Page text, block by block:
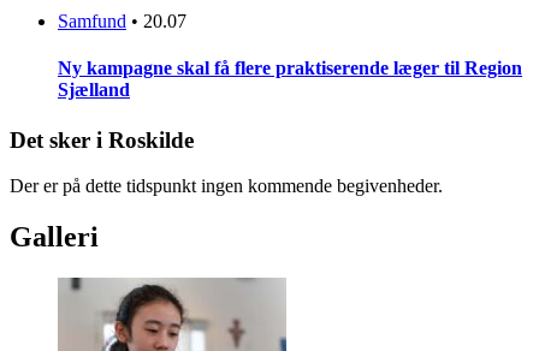
Samfund • 20.07
Ny kampagne skal få flere praktiserende læger til Region
Sjælland
Det sker i Roskilde
Der er på dette tidspunkt ingen kommende begivenheder.
Galleri